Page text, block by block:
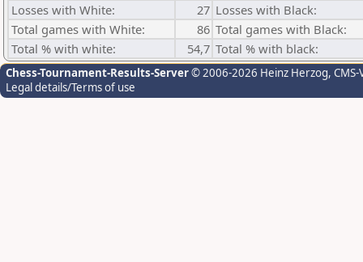
Losses with White:
27 Losses with Black:
Total games with White:
86 Total games with Black:
Total % with white:
54,7 Total % with black:
Chess-Tournament-Results-Server© 2006-2026 Heinz Herzog,
Legal details/Terms of use